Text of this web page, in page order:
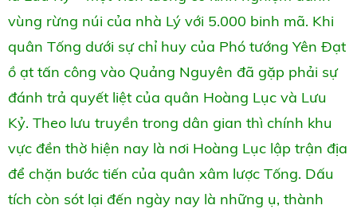
vùng rừng núi của nhà Lý với 5.000 binh mã. Khi
quân Tống dưới sự chỉ huy của Phó tướng Yên Đạt
ồ ạt tấn công vào Quảng Nguyên đã gặp phải sự
đánh trả quyết liệt của quân Hoàng Lục và Lưu
Kỷ. Theo lưu truyền trong dân gian thì chính khu
vực đền thờ hiện nay là nơi Hoàng Lục lập trận địa
để chặn bước tiến của quân xâm lược Tống. Dấu
tích còn sót lại đến ngày nay là những ụ, thành